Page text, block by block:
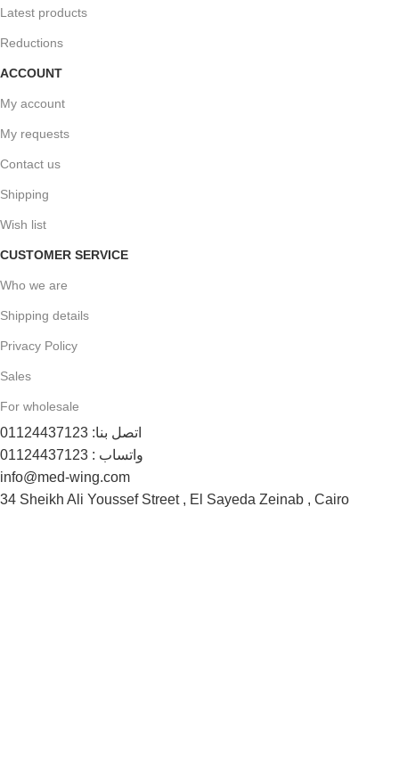
Latest products
Reductions
ACCOUNT
My account
My requests
Contact us
Shipping
Wish list
CUSTOMER SERVICE
Who we are
Shipping details
Privacy Policy
Sales
For wholesale
اتصل بنا: 01124437123
واتساب : 01124437123
info@med-wing.com
34 Sheikh Ali Youssef Street , El Sayeda Zeinab , Cairo